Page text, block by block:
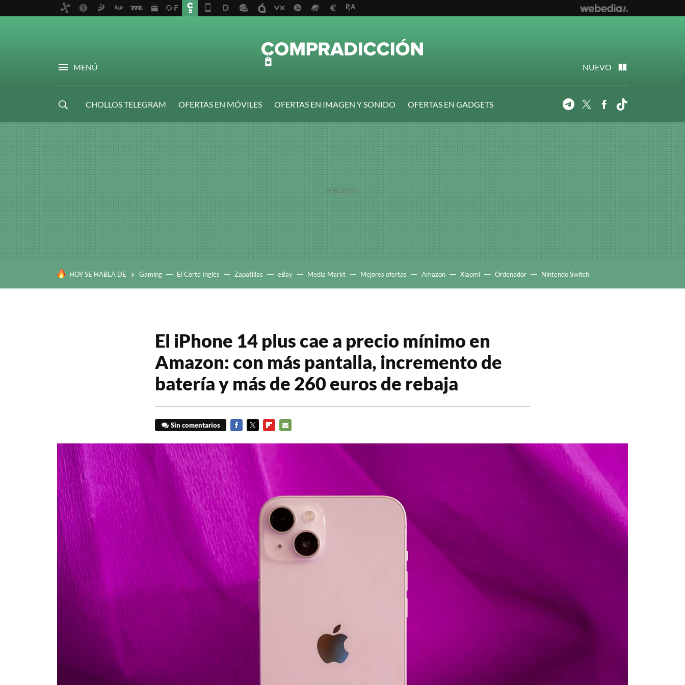
MENÚ NUEVO
CHOLLOS TELEGRAM OFERTAS EN MÓVILES OFERTAS EN IMAGEN Y SONIDO
OFERTAS EN GADGETS
TelegramTwitterFacebook
HOY SE HABLA DE Gaming El Corte Inglés Zapatillas eBay Media Markt Mejores ofertas Amazon Xiaomi Ordenador Nintendo Switch
El iPhone 14 plus cae a precio mínimo en
Amazon: con más pantalla, incremento de
batería y más de 260 euros de rebaja
Sin comentarios